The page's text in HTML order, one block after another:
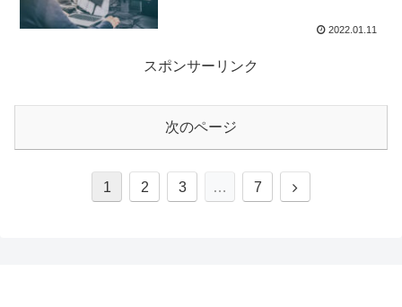
2022.01.11
スポンサーリンク
次のページ
1 2 3 … 7